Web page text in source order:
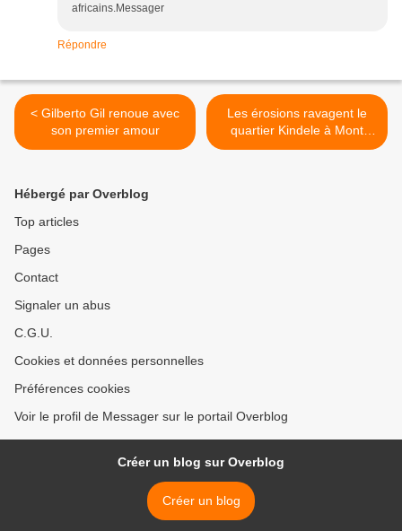
africains.Messager
Répondre
< Gilberto Gil renoue avec
son premier amour
Les érosions ravagent le
quartier Kindele à Mont
Ngafula ! >
Hébergé par Overblog
Top articles
Pages
Contact
Signaler un abus
C.G.U.
Cookies et données personnelles
Préférences cookies
Voir le profil de Messager sur le portail Overblog
Créer un blog sur Overblog
Créer un blog